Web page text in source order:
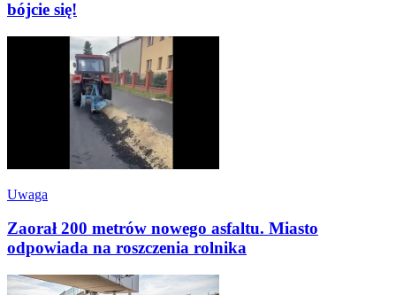
bójcie się!
Uwaga
Zaorał 200 metrów nowego asfaltu. Miasto
odpowiada na roszczenia rolnika